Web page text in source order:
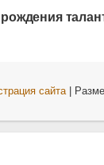
сайта|